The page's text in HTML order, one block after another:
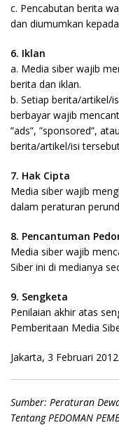
c. Pencabutan berita
dan diumumkan
6. Iklan
a. Media siber wajib
berita dan iklan.
b. Setiap berita/artikel/
berbayar wajib
”ads”, ”sponsored”,
berita/artikel/isi
7. Hak Cipta
Media siber wajib
dalam peraturan
8. Pencantuman
Media siber wajib
Siber ini di medianya
9. Sengketa
Penilaian akhir atas
Pemberitaan Media
Jakarta, 3 Februari 2012
Sumber: Peraturan
Tentang PEDOMAN